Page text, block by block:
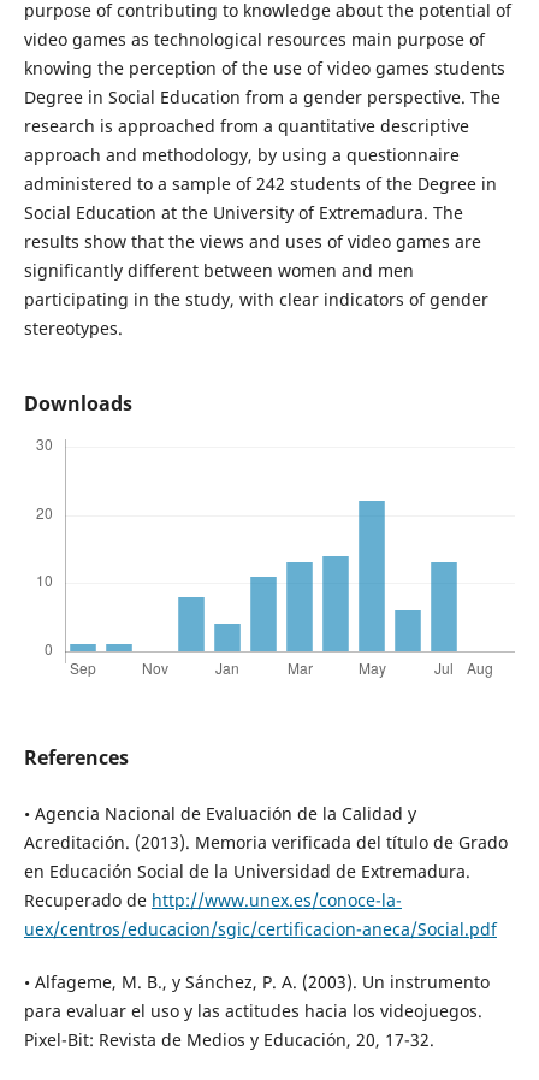
purpose of contributing to knowledge about the potential of
video games as technological resources main purpose of
knowing the perception of the use of video games students
Degree in Social Education from a gender perspective. The
research is approached from a quantitative descriptive
approach and methodology, by using a questionnaire
administered to a sample of 242 students of the Degree in
Social Education at the University of Extremadura. The
results show that the views and uses of video games are
significantly different between women and men
participating in the study, with clear indicators of gender
stereotypes.
Downloads
References
• Agencia Nacional de Evaluación de la Calidad y
Acreditación. (2013). Memoria verificada del título de Grado
en Educación Social de la Universidad de Extremadura.
Recuperado de http://www.unex.es/conoce-la-
uex/centros/educacion/sgic/certificacion-aneca/Social.pdf
• Alfageme, M. B., y Sánchez, P. A. (2003). Un instrumento
para evaluar el uso y las actitudes hacia los videojuegos.
Pixel-Bit: Revista de Medios y Educación, 20, 17-32.